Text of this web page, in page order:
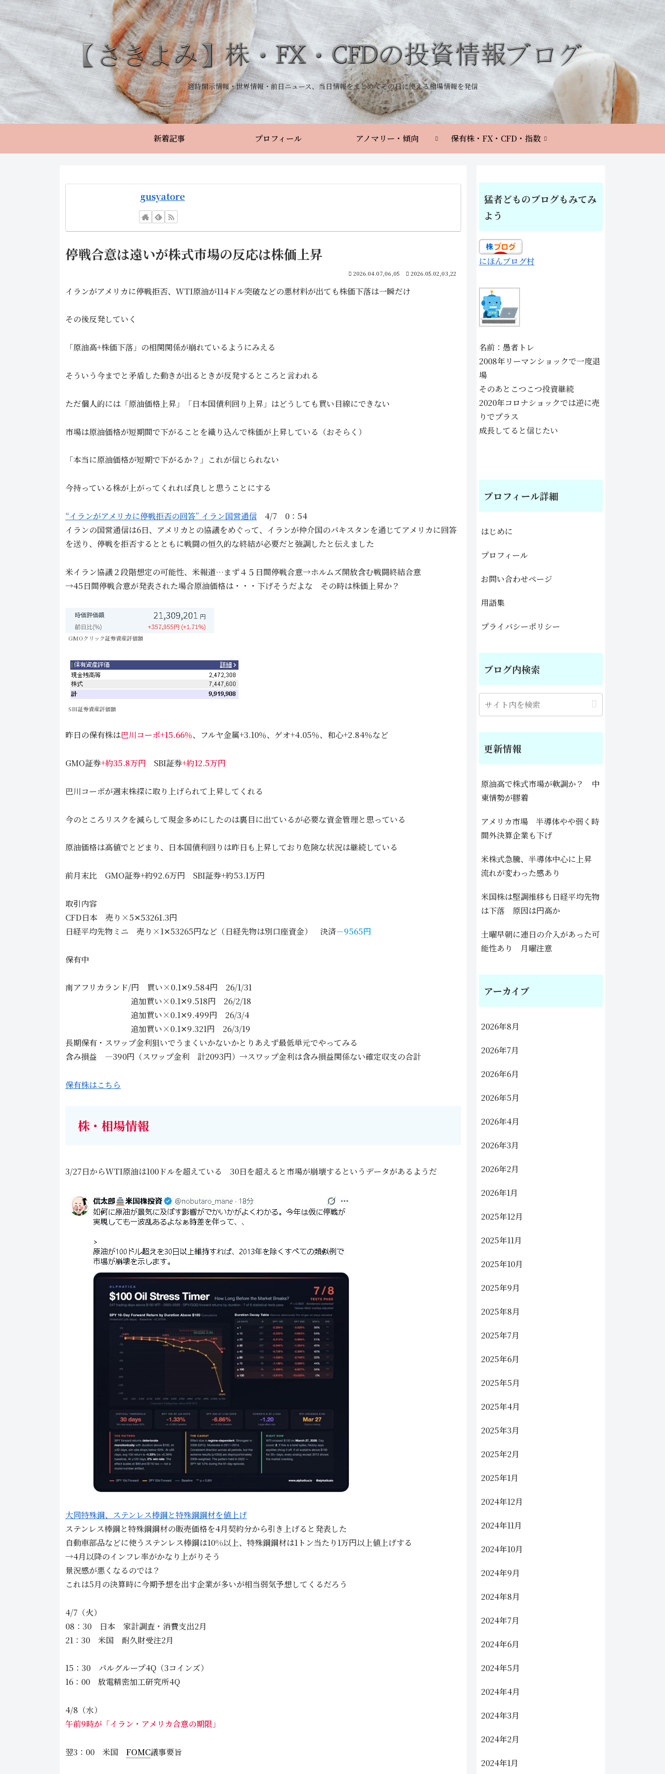
適時開示情報・世界情報・前日ニュース、当日情報をまとめてその日に使える相場情報を発信
新着記事 プロフィール アノマリー・傾向 保有株・FX・CFD・指数
gusyatore
停戦合意は遠いが株式市場の反応は株価上昇
2026.04.07,06,05 2026.05.02,03,22
イランがアメリカに停戦拒否、WTI原油が114ドル突破などの悪材料が出ても株価下落は一瞬だけ
その後反発していく
「原油高+株価下落」の相関関係が崩れているようにみえる
そういう今までと矛盾した動きが出るときが反発するところと言われる
ただ個人的には「原油価格上昇」「日本国債利回り上昇」はどうしても買い目線にできない
市場は原油価格が短期間で下がることを織り込んで株価が上昇している（おそらく）
「本当に原油価格が短期で下がるか？」これが信じられない
今持っている株が上がってくれれば良しと思うことにする
“イランがアメリカに停戦拒否の回答” イラン国営通信 4/7 0：54
イランの国営通信は6日、アメリカとの協議をめぐって、イランが仲介国のパキスタンを通じてアメリカに回答
を送り、停戦を拒否するとともに戦闘の恒久的な終結が必要だと強調したと伝えました
米イラン協議２段階想定の可能性、米報道…まず４５日間停戦合意→ホルムズ開放含む戦闘終結合意
→45日間停戦合意が発表された場合原油価格は・・・下げそうだよな その時は株価上昇か？
GMOクリック証券資産評価額
SBI証券資産評価額
昨日の保有株は巴川コーポ+15.66％、フルヤ金属+3.10％、ゲオ+4.05％、和心+2.84％など
GMO証券+約35.8万円 SBI証券+約12.5万円
巴川コーポが週末株探に取り上げられて上昇してくれる
今のところリスクを減らして現金多めにしたのは裏目に出ているが必要な資金管理と思っている
原油価格は高値でとどまり、日本国債利回りは昨日も上昇しており危険な状況は継続している
前月末比 GMO証券+約92.6万円 SBI証券+約53.1万円
取引内容
CFD日本 売り×5✕53261.3円
日経平均先物ミニ 売り×1✕53265円など（日経先物は別口座資金） 決済－9565円
保有中
南アフリカランド/円 買い×0.1✕9.584円 26/1/31
追加買い×0.1✕9.518円 26/2/18
追加買い×0.1✕9.499円 26/3/4
追加買い×0.1✕9.321円 26/3/19
長期保有・スワップ金利狙いでうまくいかないかとりあえず最低単元でやってみる
含み損益 ―390円（スワップ金利 計2093円）→スワップ金利は含み損益関係ない確定収支の合計
保有株はこちら
株・相場情報
3/27日からWTI原油は100ドルを超えている 30日を超えると市場が崩壊するというデータがあるようだ
大同特殊鋼、ステンレス棒鋼と特殊鋼鋼材を値上げ
ステンレス棒鋼と特殊鋼鋼材の販売価格を4月契約分から引き上げると発表した
自動車部品などに使うステンレス棒鋼は10%以上、特殊鋼鋼材は1トン当たり1万円以上値上げする
→4月以降のインフレ率がかなり上がりそう
景況感が悪くなるのでは？
これは5月の決算時に今期予想を出す企業が多いが相当弱気予想してくるだろう
4/7（火）
08：30 日本 家計調査・消費支出2月
21：30 米国 耐久財受注2月
15：30 パルグループ4Q（3コインズ）
16：00 放電精密加工研究所4Q
4/8（水）
午前9時が「イラン・アメリカ合意の期限」
翌3：00 米国 FOMC議事要旨
猛者どものブログもみてみ
よう
にほんブログ村
名前：愚者トレ
2008年リーマンショックで一度退
場
そのあとこつこつ投資継続
2020年コロナショックでは逆に売
りでプラス
成長してると信じたい
プロフィール詳細
はじめに
プロフィール
お問い合わせページ
用語集
プライバシーポリシー
ブログ内検索
更新情報
原油高で株式市場が軟調か？ 中
東情勢が膠着
アメリカ市場 半導体やや弱く時
間外決算企業も下げ
米株式急騰、半導体中心に上昇
流れが変わった感あり
米国株は堅調推移も日経平均先物
は下落 原因は円高か
土曜早朝に連日の介入があった可
能性あり 月曜注意
アーカイブ
2026年8月
2026年7月
2026年6月
2026年5月
2026年4月
2026年3月
2026年2月
2026年1月
2025年12月
2025年11月
2025年10月
2025年9月
2025年8月
2025年7月
2025年6月
2025年5月
2025年4月
2025年3月
2025年2月
2025年1月
2024年12月
2024年11月
2024年10月
2024年9月
2024年8月
2024年7月
2024年6月
2024年5月
2024年4月
2024年3月
2024年2月
2024年1月